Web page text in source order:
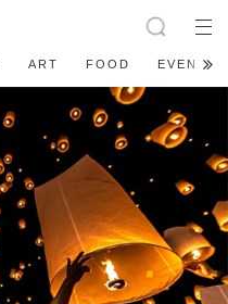
ART FOOD EVENT